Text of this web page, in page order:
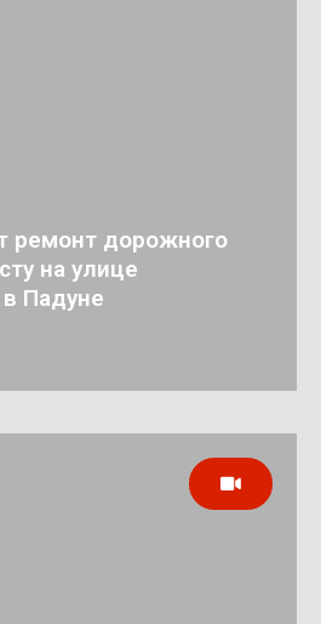
ремонт дорожного
на улице
Падуне